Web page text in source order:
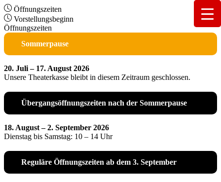
Öffnungszeiten
Vorstellungsbeginn
Öffnungszeiten
Sommerpause
20. Juli – 17. August 2026
Unsere Theaterkasse bleibt in diesem Zeitraum geschlossen.
Übergangsöffnungszeiten nach der Sommerpause
18. August – 2. September 2026
Dienstag bis Samstag: 10 – 14 Uhr
Reguläre Öffnungszeiten ab dem 3. September